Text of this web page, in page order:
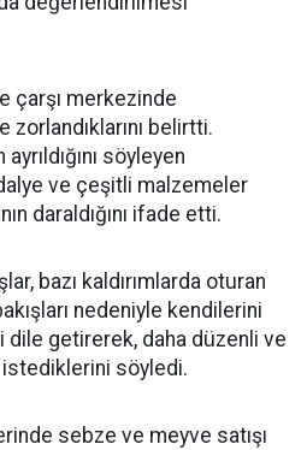
çarşı merkezinde
zorlandıklarını belirtti.
söyleyen
ve çeşitli malzemeler
daraldığını ifade etti.
bazı kaldırımlarda oturan
nedeniyle kendilerini
getirerek, daha düzenli ve
istediklerini söyledi.
sebze ve meyve satışı